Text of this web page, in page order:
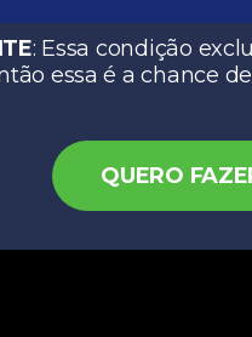
: Essa condição
essa é a chance
QUERO